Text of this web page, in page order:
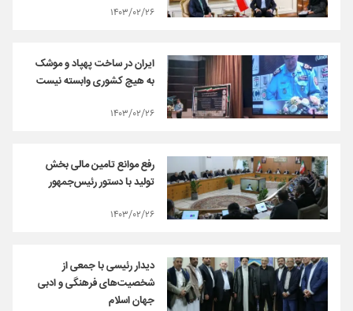
۱۴۰۳/۰۲/۲۶
ایران در ساخت پهپاد و موشک
به هیچ کشوری وابسته نیست
۱۴۰۳/۰۲/۲۶
رفع موانع تامین مالی بخش
تولید با دستور رئیس‌جمهور
۱۴۰۳/۰۲/۲۶
دیدار رئیسی با جمعی از
شخصیت‌های فرهنگی و ادبی
جهان اسلام